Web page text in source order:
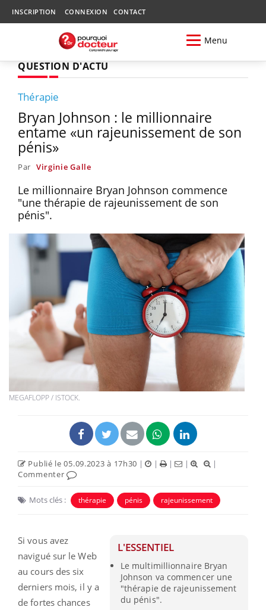
INSCRIPTION CONNEXION CONTACT
Menu
QUESTION D'ACTU
Thérapie
Bryan Johnson : le millionnaire
entame «un rajeunissement de son
pénis»
Par Virginie Galle
Le millionnaire Bryan Johnson commence
"une thérapie de rajeunissement de son
pénis".
MEGAFLOPP / ISTOCK.
Publié le 05.09.2023 à 17h30 | | | |
|
Commenter
Mots clés : thérapie pénis rajeunissement
L'ESSENTIEL
Le multimillionnaire Bryan
Johnson va commencer une
"thérapie de rajeunissement
du pénis".
Si vous avez
navigué sur le Web
au cours des six
derniers mois, il y a
de fortes chances